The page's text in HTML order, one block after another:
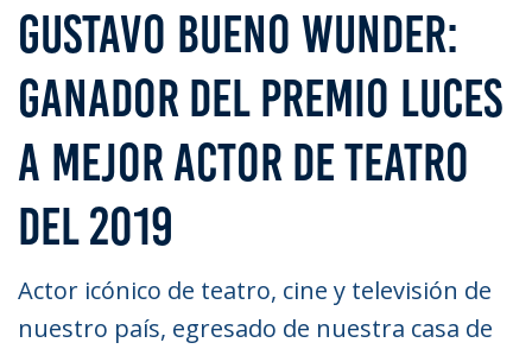
GUSTAVO BUENO WUNDER:
GANADOR DEL PREMIO LUCES
A MEJOR ACTOR DE TEATRO
DEL 2019
Actor icónico de teatro, cine y televisión de
nuestro país, egresado de nuestra casa de